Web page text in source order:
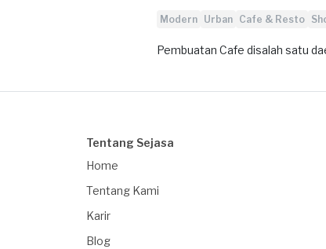
Modern Urban Cafe & Resto
Pembuatan Cafe disalah satu
Tentang Sejasa
Home
Tentang Kami
Karir
Blog